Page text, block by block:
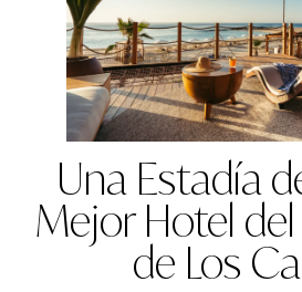
Una Estadía
Mejor Hotel
de Los